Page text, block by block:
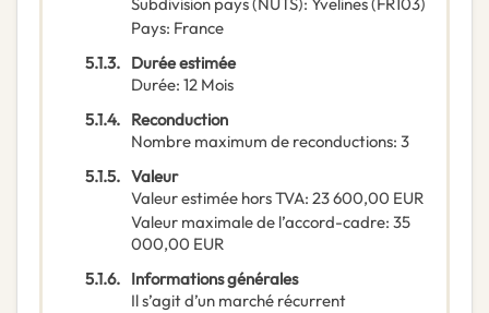
Pays: France
5.1.3. Durée estimée
Durée: 12 Mois
5.1.4. Reconduction
Nombre maximum de reconductions: 3
5.1.5. Valeur
Valeur estimée hors TVA: 23 600,00 EUR
Valeur maximale de l’accord-cadre: 35
000,00 EUR
5.1.6. Informations générales
Il s’agit d’un marché récurrent